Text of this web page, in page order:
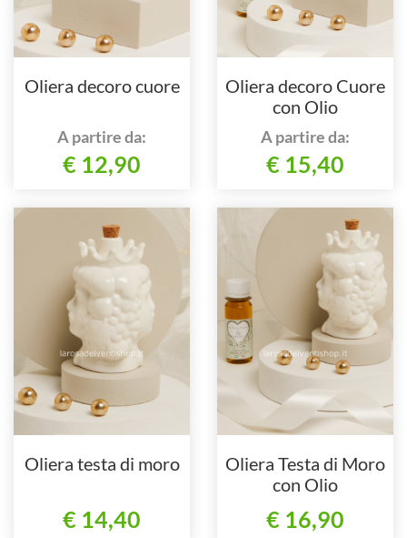
Oliera decoro cuore
A partire da:
€ 12,90
Oliera decoro Cuore
con Olio
A partire da:
€ 15,40
Oliera testa di moro
€ 14,40
Oliera Testa di Moro
con Olio
€ 16,90